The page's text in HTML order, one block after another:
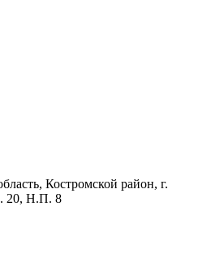
Костромской район, г.
20, Н.П. 8